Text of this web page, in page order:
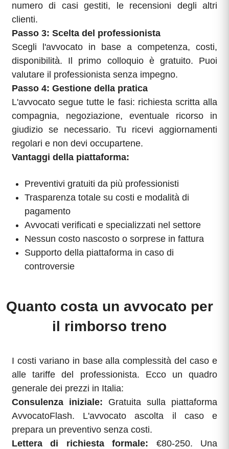
numero di casi gestiti, le recensioni degli altri
clienti.
Passo 3: Scelta del professionista
Scegli l'avvocato in base a competenza, costi,
disponibilità. Il primo colloquio è gratuito. Puoi
valutare il professionista senza impegno.
Passo 4: Gestione della pratica
L'avvocato segue tutte le fasi: richiesta scritta alla
compagnia, negoziazione, eventuale ricorso in
giudizio se necessario. Tu ricevi aggiornamenti
regolari e non devi occupartene.
Vantaggi della piattaforma:
Preventivi gratuiti da più professionisti
Trasparenza totale su costi e modalità di
pagamento
Avvocati verificati e specializzati nel settore
Nessun costo nascosto o sorprese in fattura
Supporto della piattaforma in caso di
controversie
Quanto costa un avvocato per
il rimborso treno
I costi variano in base alla complessità del caso e
alle tariffe del professionista. Ecco un quadro
generale dei prezzi in Italia:
Consulenza iniziale: Gratuita sulla piattaforma
AvvocatoFlash. L'avvocato ascolta il caso e
prepara un preventivo senza costi.
Lettera di richiesta formale: €80-250. Una